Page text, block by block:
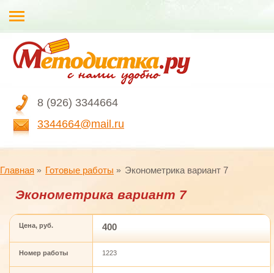
8 (926) 3344664
3344664@mail.ru
Главная Готовые работы Эконометрика вариант 7
Эконометрика вариант 7
Цена, руб. 400
Номер работы 1223